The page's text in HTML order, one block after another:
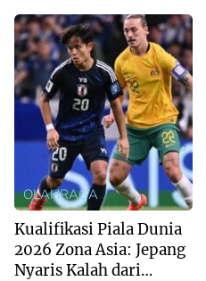
OLAHRAGA
Kualifikasi Piala Dunia
2026 Zona Asia: Jepang
Nyaris Kalah dari